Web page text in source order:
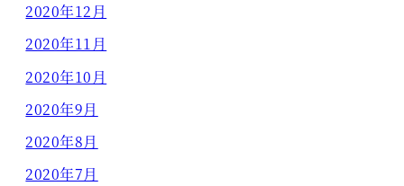
2020年12月
2020年11月
2020年10月
2020年9月
2020年8月
2020年7月